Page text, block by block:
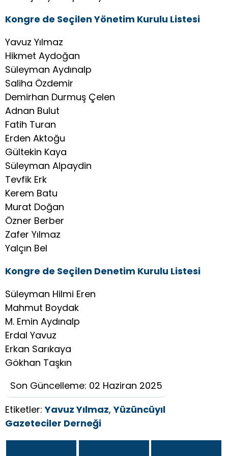
Kongre de Seçilen Yönetim Kurulu Listesi
Yavuz Yılmaz
Hikmet Aydoğan
Süleyman Aydınalp
Saliha Özdemir
Demirhan Durmuş Çelen
Adnan Bulut
Fatih Turan
Erden Aktoğu
Gültekin Kaya
Süleyman Alpaydin
Tevfik Erk
Kerem Batu
Murat Doğan
Özner Berber
Zafer Yılmaz
Yalçın Bel
Kongre de Seçilen Denetim Kurulu Listesi
Süleyman Hilmi Eren
Mahmut Boydak
M. Emin Aydınalp
Erdal Yavuz
Erkan Sarıkaya
Gökhan Taşkın
Son Güncelleme: 02 Haziran 2025
Etiketler:Yavuz Yılmaz,Yüzüncüyıl
Gazeteciler Derneği